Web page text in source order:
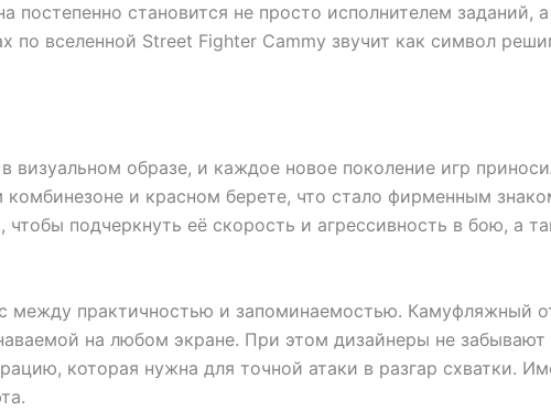
постепенно становится не просто исполнителем заданий,
по вселенной Street Fighter Cammy звучит как символ
визуальном образе, и каждое новое поколение игр
и красном берете, что стало фирменным
подчеркнуть её скорость и агрессивность в бою, а
между практичностью и запоминаемостью. Камуфляжный
на любом экране. При этом дизайнеры не
которая нужна для точной атаки в разгар схватки.